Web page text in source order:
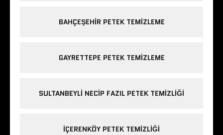
BAHÇEŞEHIR PETEK TEMIZLEME
GAYRETTEPE PETEK TEMIZLEME
SULTANBEYLI NECIP FAZIL PETEK TEMIZLIĞI
IÇERENKÖY PETEK TEMIZLIĞI